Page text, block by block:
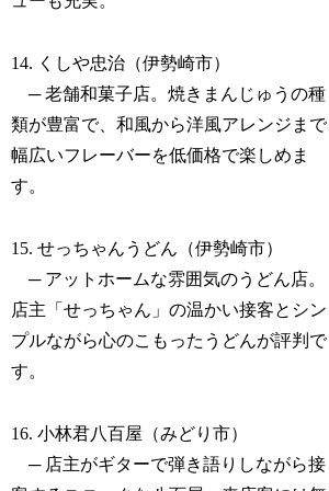
14. くしや忠治（伊勢崎市）
─ 老舗和菓子店。焼きまんじゅうの種
類が豊富で、和風から洋風アレンジまで
幅広いフレーバーを低価格で楽しめま
す。
15. せっちゃんうどん（伊勢崎市）
─ アットホームな雰囲気のうどん店。
店主「せっちゃん」の温かい接客とシン
プルながら心のこもったうどんが評判で
す。
16. 小林君八百屋（みどり市）
─ 店主がギターで弾き語りしながら接